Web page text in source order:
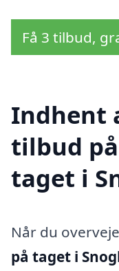
Få 3 tilbud,
Indhent
tilbud
taget i
Når du
på taget i